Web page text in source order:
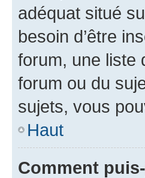
adéquat situé
besoin d’être
forum, une liste
forum ou du
sujets, vous
Haut
Comment